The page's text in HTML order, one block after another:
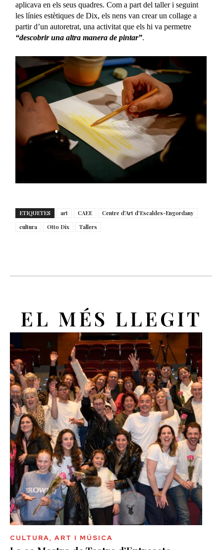
aplicava en els seus quadres. Com a part del taller i seguint
les línies estètiques de Dix, els nens van crear un collage a
partir d’un autoretrat, una activitat que els hi va permetre
“descobrir una altra manera de pintar”.
ETIQUETES art CAEE
Centre d'Art d'Escaldes-Engordany
cultura
Otto Dix Tallers
EL MÉS LLEGIT
CULTURA, ART I MÚSICA